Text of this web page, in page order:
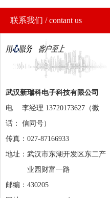
联系我们 / contant us
武汉新瑞科电子科技有限公司
电
话：
李经理 13720173627（微
信同号）
传真：027-87166933
地址： 武汉市东湖开发区东二产
业园财富一路
邮编：430205